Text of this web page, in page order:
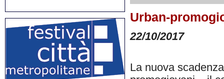
Urban-
22/10/2017
La nuova